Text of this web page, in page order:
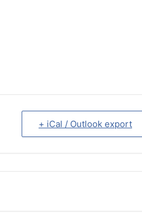
+ iCal / Outlook export